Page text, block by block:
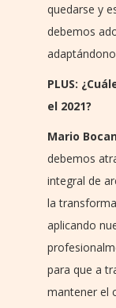
quedarse y
debemos
PLUS:
el 2021?
Mario
debemos
integral de
la
aplicando
para que a
mantener el